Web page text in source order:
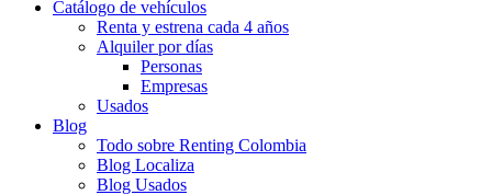
Catálogo de vehículos
Renta y estrena cada 4 años
Alquiler por días
Personas
Empresas
Usados
Blog
Todo sobre Renting Colombia
Blog Localiza
Blog Usados